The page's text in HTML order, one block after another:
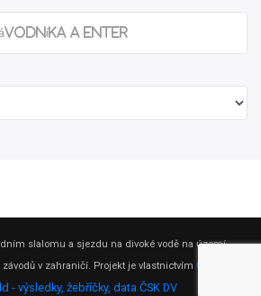
slalomu a sjezdu na divoké vodě na území
v zahraničí. Projekt je vlastnictvím ČSK DV
- výsledky, žebříčky, data ČSK DV